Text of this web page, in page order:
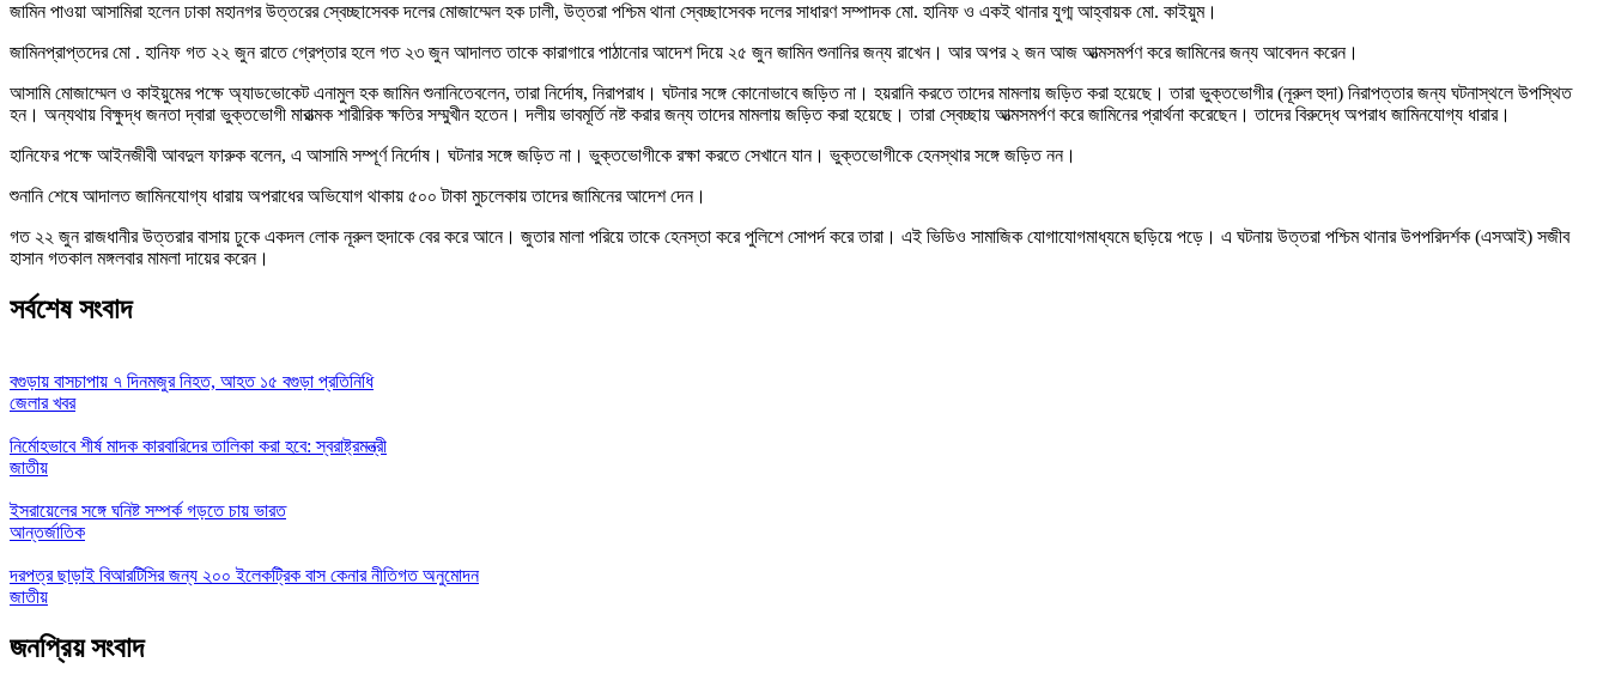
জামিন পাওয়া আসামিরা হলেন ঢাকা মহানগর উত্তরের স্বেচ্ছাসেবক দলের মোজাম্মেল হক ঢালী, উত্তরা পশ্চিম থানা স্বেচ্ছাসেবক দলের সাধারণ সম্পাদক মো. হানিফ ও একই থানার যুগ্ম আহ্বায়ক মো. কাইয়ুম।
জামিনপ্রাপ্তদের মো . হানিফ গত ২২ জুন রাতে গ্রেপ্তার হলে গত ২৩ জুন আদালত তাকে কারাগারে পাঠানোর আদেশ দিয়ে ২৫ জুন জামিন শুনানির জন্য রাখেন। আর অপর ২ জন আজ আত্মসমর্পণ করে জামিনের জন্য আবেদন করেন।
আসামি মোজাম্মেল ও কাইয়ুমের পক্ষে অ্যাডভোকেট এনামুল হক জামিন শুনানিতেবলেন, তারা নির্দোষ, নিরাপরাধ। ঘটনার সঙ্গে কোনোভাবে জড়িত না। হয়রানি করতে তাদের মামলায় জড়িত করা হয়েছে। তারা ভুক্তভোগীর (নূরুল হুদা) নিরাপত্তার জন্য ঘটনাস্থলে উপস্থিত
হন। অন্যথায় বিক্ষুদ্ধ জনতা দ্বারা ভুক্তভোগী মারাত্মক শারীরিক ক্ষতির সম্মুখীন হতেন। দলীয় ভাবমূর্তি নষ্ট করার জন্য তাদের মামলায় জড়িত করা হয়েছে। তারা স্বেচ্ছায় আত্মসমর্পণ করে জামিনের প্রার্থনা করেছেন। তাদের বিরুদ্ধে অপরাধ জামিনযোগ্য ধারার।
হানিফের পক্ষে আইনজীবী আবদুল ফারুক বলেন, এ আসামি সম্পূর্ণ নির্দোষ। ঘটনার সঙ্গে জড়িত না। ভুক্তভোগীকে রক্ষা করতে সেখানে যান। ভুক্তভোগীকে হেনস্থার সঙ্গে জড়িত নন।
শুনানি শেষে আদালত জামিনযোগ্য ধারায় অপরাধের অভিযোগ থাকায় ৫০০ টাকা মুচলেকায় তাদের জামিনের আদেশ দেন।
গত ২২ জুন রাজধানীর উত্তরার বাসায় ঢুকে একদল লোক নূরুল হুদাকে বের করে আনে। জুতার মালা পরিয়ে তাকে হেনস্তা করে পুলিশে সোপর্দ করে তারা। এই ভিডিও সামাজিক যোগাযোগমাধ্যমে ছড়িয়ে পড়ে। এ ঘটনায় উত্তরা পশ্চিম থানার উপপরিদর্শক (এসআই) সজীব
হাসান গতকাল মঙ্গলবার মামলা দায়ের করেন।
সর্বশেষ সংবাদ
বগুড়ায় বাসচাপায় ৭ দিনমজুর নিহত, আহত ১৫ বগুড়া প্রতিনিধি
জেলার খবর
নির্মোহভাবে শীর্ষ মাদক কারবারিদের তালিকা করা হবে: স্বরাষ্ট্রমন্ত্রী
জাতীয়
ইসরায়েলের সঙ্গে ঘনিষ্ট সম্পর্ক গড়তে চায় ভারত
আন্তর্জাতিক
দরপত্র ছাড়াই বিআরটিসির জন্য ২০০ ইলেকট্রিক বাস কেনার নীতিগত অনুমোদন
জাতীয়
জনপ্রিয় সংবাদ